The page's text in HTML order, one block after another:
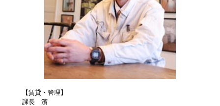
【賃貸・管理】
課長 濱